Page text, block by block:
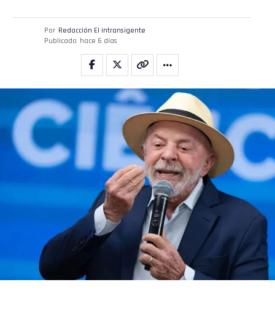
Por Redacción El intransigente
Publicado hace 6 días